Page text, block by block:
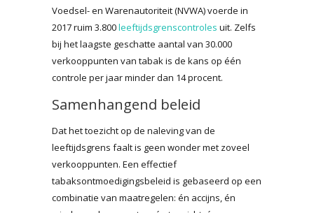
Voedsel- en Warenautoriteit (NVWA) voerde in
2017 ruim 3.800leeftijdsgrenscontroles uit. Zelfs
bij het laagste geschatte aantal van 30.000
verkooppunten van tabak is de kans op één
controle per jaar minder dan 14 procent.
Samenhangend beleid
Dat het toezicht op de naleving van de
leeftijdsgrens faalt is geen wonder met zoveel
verkooppunten. Een effectief
tabaksontmoedigingsbeleid is gebaseerd op een
combinatie van maatregelen: én accijns, én